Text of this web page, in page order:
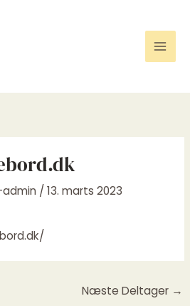
/ 13. marts 2023
Næste Deltager →